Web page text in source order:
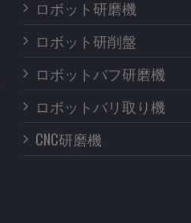
ロボット研磨機
ロボット研削盤
ロボットバフ研磨機
ロボットバリ取り機
CNC研磨機